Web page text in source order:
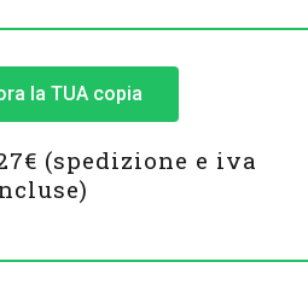
la TUA copia
(spedizione e iva